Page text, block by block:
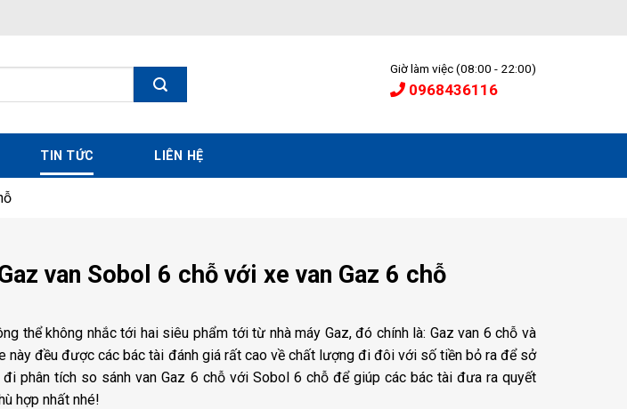
Giờ làm việc (08:00 - 22:00)
0968436116
TIN TỨC LIÊN HỆ
van Sobol 6 chỗ với xe van Gaz 6 chỗ
thể không nhắc tới hai siêu phẩm tới từ nhà máy Gaz, đó chính là: Gaz van 6 chỗ và
này đều được các bác tài đánh giá rất cao về chất lượng đi đôi với số tiền bỏ ra để sở
đi phân tích so sánh van Gaz 6 chỗ với Sobol 6 chỗ để giúp các bác tài đưa ra quyết
hợp nhất nhé!